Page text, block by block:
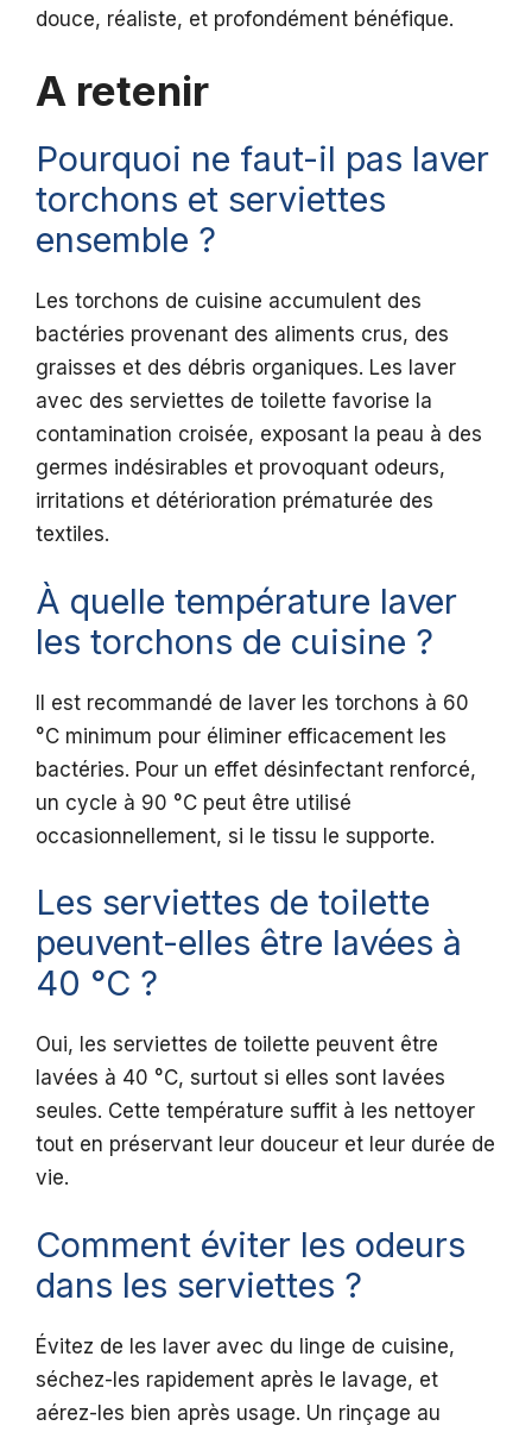
douce, réaliste, et profondément bénéfique.
A retenir
Pourquoi ne faut-il pas laver
torchons et serviettes
ensemble ?
Les torchons de cuisine accumulent des
bactéries provenant des aliments crus, des
graisses et des débris organiques. Les laver
avec des serviettes de toilette favorise la
contamination croisée, exposant la peau à des
germes indésirables et provoquant odeurs,
irritations et détérioration prématurée des
textiles.
À quelle température laver
les torchons de cuisine ?
Il est recommandé de laver les torchons à 60
°C minimum pour éliminer efficacement les
bactéries. Pour un effet désinfectant renforcé,
un cycle à 90 °C peut être utilisé
occasionnellement, si le tissu le supporte.
Les serviettes de toilette
peuvent-elles être lavées à
40 °C ?
Oui, les serviettes de toilette peuvent être
lavées à 40 °C, surtout si elles sont lavées
seules. Cette température suffit à les nettoyer
tout en préservant leur douceur et leur durée de
vie.
Comment éviter les odeurs
dans les serviettes ?
Évitez de les laver avec du linge de cuisine,
séchez-les rapidement après le lavage, et
aérez-les bien après usage. Un rinçage au